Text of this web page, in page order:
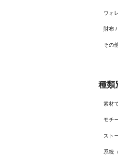
ウォ
財布 /
その
種類
素材
モチ
スト
系統